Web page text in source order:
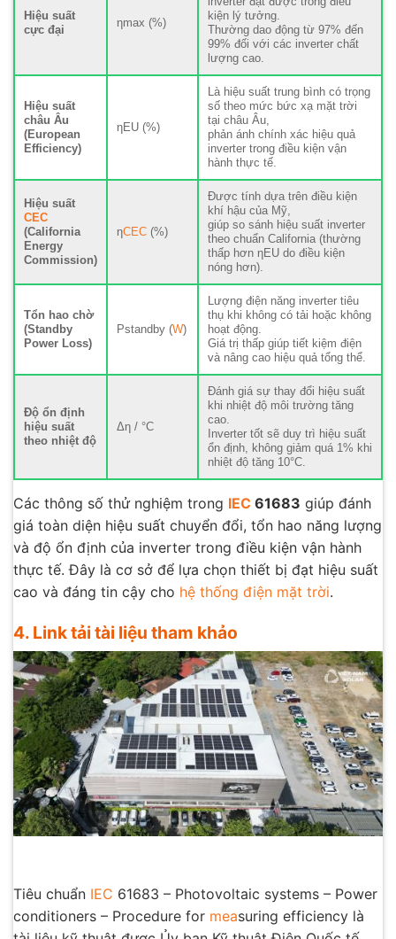
Hiệu suất
cực đại
ηmax (%)
kiện lý tưởng.
Thường dao động từ 97% đến
99% đối với các inverter chất
lượng cao.
Hiệu suất
châu Âu
(European
Efficiency)
ηEU (%)
Là hiệu suất trung bình có trọng
số theo mức bức xạ mặt trời
tại châu Âu,
phản ánh chính xác hiệu quả
inverter trong điều kiện vận
hành thực tế.
Hiệu suất
CEC
(California
Energy
Commission)
ηCEC (%)
Được tính dựa trên điều kiện
khí hậu của Mỹ,
giúp so sánh hiệu suất inverter
theo chuẩn California (thường
thấp hơn ηEU do điều kiện
nóng hơn).
Tổn hao chờ
(Standby
Power Loss)
Pstandby (W)
Lượng điện năng inverter tiêu
thụ khi không có tải hoặc không
hoạt động.
Giá trị thấp giúp tiết kiệm điện
và nâng cao hiệu quả tổng thể.
Độ ổn định
hiệu suất
theo nhiệt độ
Δη / °C
Đánh giá sự thay đổi hiệu suất
khi nhiệt độ môi trường tăng
cao.
Inverter tốt sẽ duy trì hiệu suất
ổn định, không giảm quá 1% khi
nhiệt độ tăng 10°C.
Các thông số thử nghiệm trong IEC 61683 giúp đánh
giá toàn diện hiệu suất chuyển đổi, tổn hao năng lượng
và độ ổn định của inverter trong điều kiện vận hành
thực tế. Đây là cơ sở để lựa chọn thiết bị đạt hiệu suất
cao và đáng tin cậy cho hệ thống điện mặt trời.
4. Link tải tài liệu tham khảo
Tiêu chuẩn IEC 61683 – Photovoltaic systems – Power
conditioners – Procedure for measuring efficiency là